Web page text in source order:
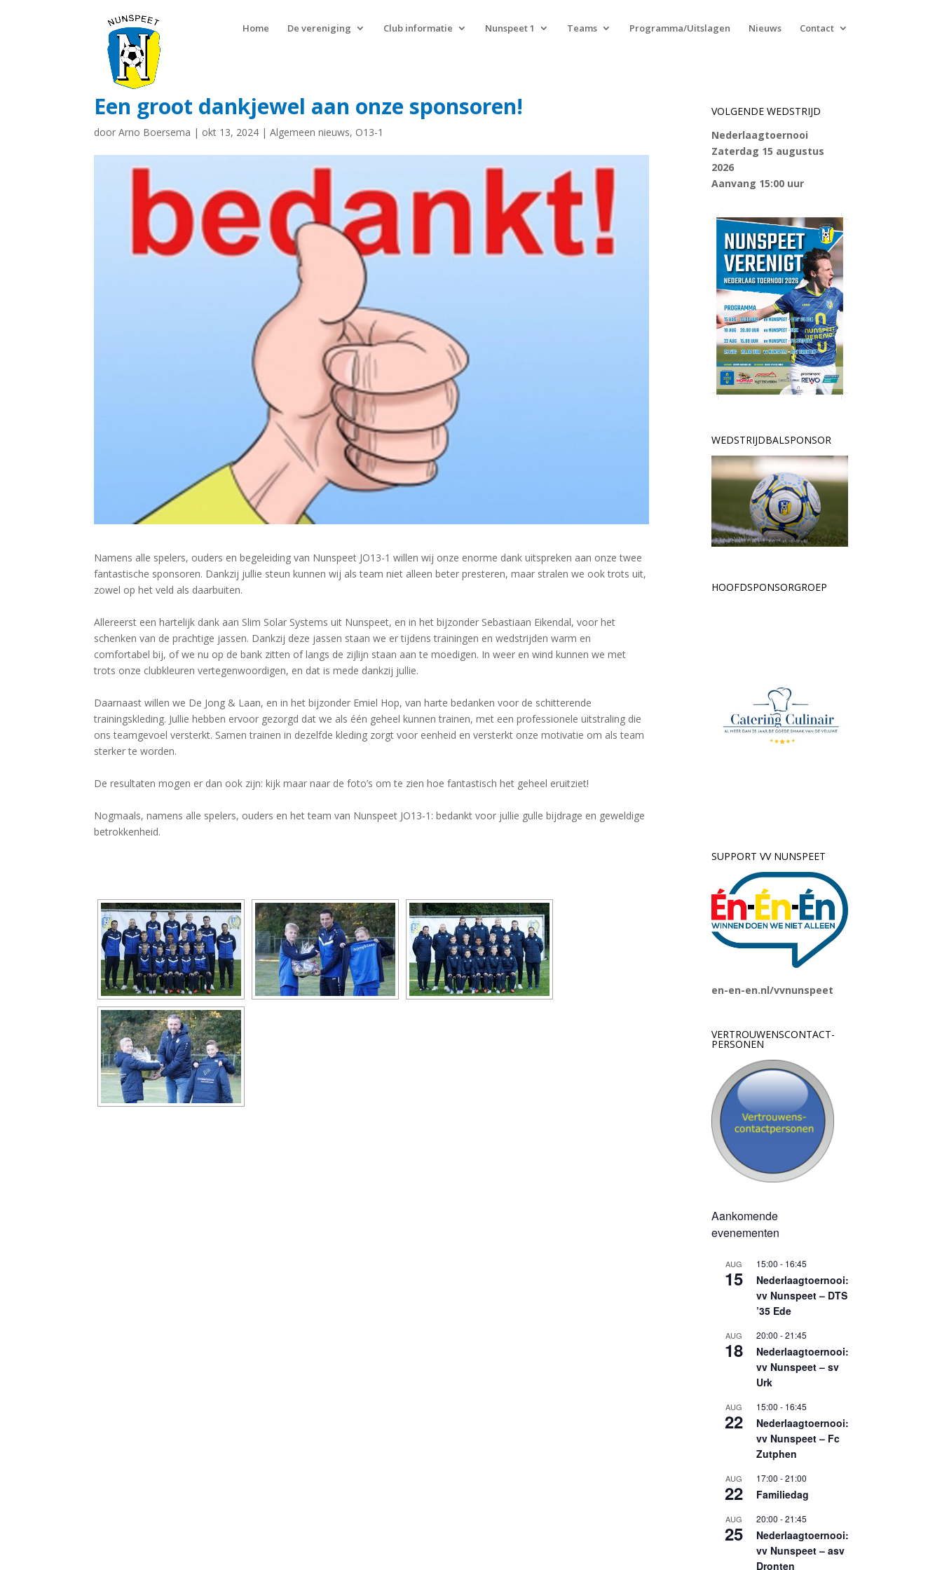
Home De vereniging Club informatie Nunspeet 1 Teams Programma/Uitslagen Nieuws Contact
Een groot dankjewel aan onze sponsoren!
doorArno Boersema | okt 13, 2024 |Algemeen nieuws, O13-1
Namens alle spelers, ouders en begeleiding van Nunspeet JO13-1 willen wij onze enorme dank uitspreken aan onze twee
fantastische sponsoren. Dankzij jullie steun kunnen wij als team niet alleen beter presteren, maar stralen we ook trots uit,
zowel op het veld als daarbuiten.
Allereerst een hartelijk dank aan Slim Solar Systems uit Nunspeet, en in het bijzonder Sebastiaan Eikendal, voor het
schenken van de prachtige jassen. Dankzij deze jassen staan we er tijdens trainingen en wedstrijden warm en
comfortabel bij, of we nu op de bank zitten of langs de zijlijn staan aan te moedigen. In weer en wind kunnen we met
trots onze clubkleuren vertegenwoordigen, en dat is mede dankzij jullie.
Daarnaast willen we De Jong & Laan, en in het bijzonder Emiel Hop, van harte bedanken voor de schitterende
trainingskleding. Jullie hebben ervoor gezorgd dat we als één geheel kunnen trainen, met een professionele uitstraling die
ons teamgevoel versterkt. Samen trainen in dezelfde kleding zorgt voor eenheid en versterkt onze motivatie om als team
sterker te worden.
De resultaten mogen er dan ook zijn: kijk maar naar de foto’s om te zien hoe fantastisch het geheel eruitziet!
Nogmaals, namens alle spelers, ouders en het team van Nunspeet JO13-1: bedankt voor jullie gulle bijdrage en geweldige
betrokkenheid.
VOLGENDE WEDSTRIJD
Nederlaagtoernooi
Zaterdag 15 augustus
2026
Aanvang 15:00 uur
WEDSTRIJDBALSPONSOR
HOOFDSPONSORGROEP
SUPPORT VV NUNSPEET
en-en-en.nl/vvnunspeet
VERTROUWENSCONTACT-
PERSONEN
Aankomende
evenementen
AUG
15
15:00 - 16:45
Nederlaagtoernooi:
vv Nunspeet – DTS
’35 Ede
AUG
18
20:00 -21:45
Nederlaagtoernooi:
vv Nunspeet – sv
Urk
AUG
22
15:00 - 16:45
Nederlaagtoernooi:
vv Nunspeet – Fc
Zutphen
AUG
22
17:00 -21:00
Familiedag
AUG
25
20:00 -21:45
Nederlaagtoernooi:
vv Nunspeet – asv
Dronten